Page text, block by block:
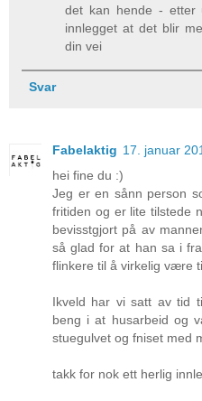
det kan hende - etter
innlegget at det blir
din vei
Svar
Fabelaktig 17. januar
hei fine du :)
Jeg er en sånn person
fritiden og er lite tilstede
bevisstgjort på av
så glad for at han sa i
flinkere til å virkelig være
Ikveld har vi satt av tid
beng i at husarbeid og
stuegulvet og fniset med
takk for nok ett herlig